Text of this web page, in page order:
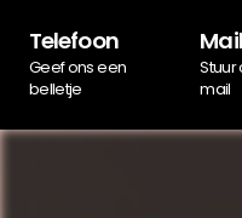
Telefoon
Geef ons een
belletje
Mail
mail